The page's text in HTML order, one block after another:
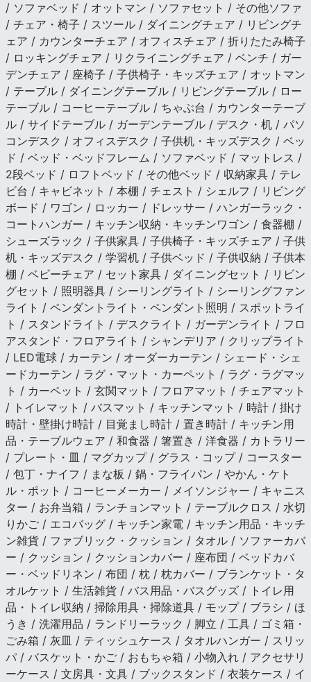
/ ソファベッド / オットマン / ソファセット / その他ソファ
/ チェア・椅子 / スツール / ダイニングチェア / リビングチ
ェア / カウンターチェア / オフィスチェア / 折りたたみ椅子
/ ロッキングチェア / リクライニングチェア / ベンチ / ガー
デンチェア / 座椅子 / 子供椅子・キッズチェア / オットマン
/ テーブル / ダイニングテーブル / リビングテーブル / ロー
テーブル / コーヒーテーブル / ちゃぶ台 / カウンターテーブ
ル / サイドテーブル / ガーデンテーブル / デスク・机 / パソ
コンデスク / オフィスデスク / 子供机・キッズデスク / ベッ
ド / ベッド・ベッドフレーム / ソファベッド / マットレス /
2段ベッド / ロフトベッド / その他ベッド / 収納家具 / テレ
ビ台 / キャビネット / 本棚 / チェスト / シェルフ / リビング
ボード / ワゴン / ロッカー / ドレッサー / ハンガーラック・
コートハンガー / キッチン収納・キッチンワゴン / 食器棚 /
シューズラック / 子供家具 / 子供椅子・キッズチェア / 子供
机・キッズデスク / 学習机 / 子供ベッド / 子供収納 / 子供本
棚 / ベビーチェア / セット家具 / ダイニングセット / リビン
グセット / 照明器具 / シーリングライト / シーリングファン
ライト / ペンダントライト・ペンダント照明 / スポットライ
ト / スタンドライト / デスクライト / ガーデンライト / フロ
アスタンド・フロアライト / シャンデリア / クリップライト
/ LED電球 / カーテン / オーダーカーテン / シェード・シェ
ードカーテン / ラグ・マット・カーペット / ラグ・ラグマッ
ト / カーペット / 玄関マット / フロアマット / チェアマット
/ トイレマット / バスマット / キッチンマット / 時計 / 掛け
時計・壁掛け時計 / 目覚まし時計 / 置き時計 / キッチン用
品・テーブルウェア / 和食器 / 箸置き / 洋食器 / カトラリー
/ プレート・皿 / マグカップ / グラス・コップ / コースター
/ 包丁・ナイフ / まな板 / 鍋・フライパン / やかん・ケト
ル・ポット / コーヒーメーカー / メイソンジャー / キャニス
ター / お弁当箱 / ランチョンマット / テーブルクロス / 水切
りかご / エコバッグ / キッチン家電 / キッチン用品・キッチ
ン雑貨 / ファブリック・クッション / タオル / ソファーカバ
ー / クッション / クッションカバー / 座布団 / ベッドカバ
ー・ベッドリネン / 布団 / 枕 / 枕カバー / ブランケット・タ
オルケット / 生活雑貨 / バス用品・バスグッズ / トイレ用
品・トイレ収納 / 掃除用具・掃除道具 / モップ / ブラシ / ほ
うき / 洗濯用品 / ランドリーラック / 脚立 / 工具 / ゴミ箱・
ごみ箱 / 灰皿 / ティッシュケース / タオルハンガー / スリッ
パ / バスケット・かご / おもちゃ箱 / 小物入れ / アクセサリ
ーケース / 文房具・文具 / ブックスタンド / 衣装ケース / イ